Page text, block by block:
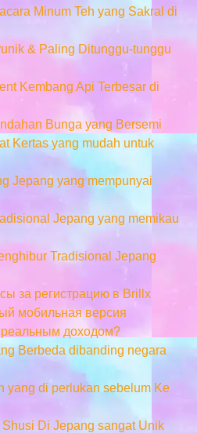
Minum Teh yang Sakral di
& Paling Ditunggu-tunggu
Kembang Api Terbesar di
Bunga yang Bersemi
Kertas yang mudah untuk
Jepang yang mempunyai
Jepang yang memikau
Tradisional Jepang
за регистрацию в Brillx
мобильная версия
реальным доходом?
Berbeda dibanding negara
yang di perlukan sebelum Ke
Di Jepang sangat Unik